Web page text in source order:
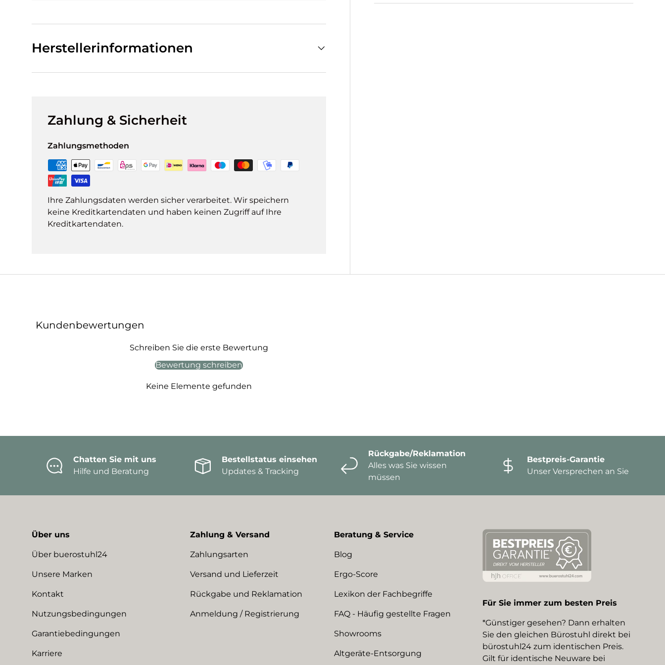
Herstellerinformationen
Zahlung & Sicherheit
Zahlungsmethoden
Ihre Zahlungsdaten werden sicher verarbeitet. Wir speichern
keine Kreditkartendaten und haben keinen Zugriff auf Ihre
Kreditkartendaten.
Kundenbewertungen
Schreiben Sie die erste Bewertung
Bewertung schreiben
Keine Elemente gefunden
Chatten Sie mit uns
Hilfe und Beratung
Bestellstatus einsehen
Updates & Tracking
Rückgabe/Reklamation
Alles was Sie wissen
müssen
Bestpreis-Garantie
Unser Versprechen an Sie
Über uns
Über buerostuhl24
Unsere Marken
Kontakt
Nutzungsbedingungen
Garantiebedingungen
Karriere
Zahlung & Versand
Zahlungsarten
Versand und Lieferzeit
Rückgabe und Reklamation
Anmeldung / Registrierung
Beratung & Service
Blog
Ergo-Score
Lexikon der Fachbegriffe
FAQ - Häufig gestellte Fragen
Showrooms
Altgeräte-Entsorgung
Für Sie immer zum besten Preis
*Günstiger gesehen? Dann erhalten
Sie den gleichen Bürostuhl direkt bei
bürostuhl24 zum identischen Preis.
Gilt für identische Neuware bei